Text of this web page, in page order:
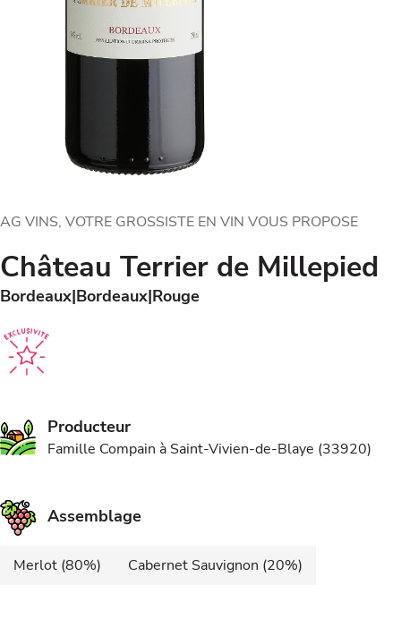
AG VINS, VOTRE GROSSISTE EN VIN VOUS PROPOSE
Château Terrier de Millepied
Bordeaux Bordeaux Rouge
Producteur
Famille Compain à Saint-Vivien-de-Blaye (33920)
Assemblage
Merlot (80%) Cabernet Sauvignon (20%)